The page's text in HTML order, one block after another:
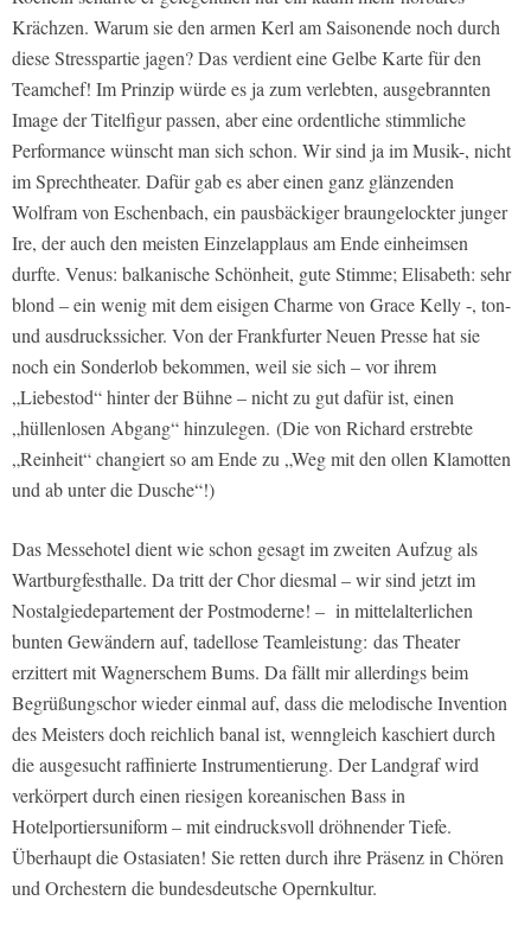
Krächzen. Warum sie den armen Kerl am Saisonende noch durch
diese Stresspartie jagen? Das verdient eine Gelbe Karte für den
Teamchef! Im Prinzip würde es ja zum verlebten, ausgebrannten
Image der Titelfigur passen, aber eine ordentliche stimmliche
Performance wünscht man sich schon. Wir sind ja im Musik-, nicht
im Sprechtheater. Dafür gab es aber einen ganz glänzenden
Wolfram von Eschenbach, ein pausbäckiger braungelockter junger
Ire, der auch den meisten Einzelapplaus am Ende einheimsen
durfte. Venus: balkanische Schönheit, gute Stimme; Elisabeth: sehr
blond – ein wenig mit dem eisigen Charme von Grace Kelly -, ton-
und ausdruckssicher. Von der Frankfurter Neuen Presse hat sie
noch ein Sonderlob bekommen, weil sie sich – vor ihrem
„Liebestod“ hinter der Bühne – nicht zu gut dafür ist, einen
„hüllenlosen Abgang“ hinzulegen. (Die von Richard erstrebte
„Reinheit“ changiert so am Ende zu „Weg mit den ollen Klamotten
und ab unter die Dusche“!)
Das Messehotel dient wie schon gesagt im zweiten Aufzug als
Wartburgfesthalle. Da tritt der Chor diesmal – wir sind jetzt im
Nostalgiedepartement der Postmoderne! – in mittelalterlichen
bunten Gewändern auf, tadellose Teamleistung: das Theater
erzittert mit Wagnerschem Bums. Da fällt mir allerdings beim
Begrüßungschor wieder einmal auf, dass die melodische Invention
des Meisters doch reichlich banal ist, wenngleich kaschiert durch
die ausgesucht raffinierte Instrumentierung. Der Landgraf wird
verkörpert durch einen riesigen koreanischen Bass in
Hotelportiersuniform – mit eindrucksvoll dröhnender Tiefe.
Überhaupt die Ostasiaten! Sie retten durch ihre Präsenz in Chören
und Orchestern die bundesdeutsche Opernkultur.